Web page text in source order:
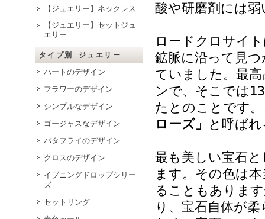
【ジュエリー】ネックレス
【ジュエリー】セットジュ
エリー
タイプ別 ジュエリー
ハートのデザイン
フラワーのデザイン
シンプルなデザイン
ゴージャスなデザイン
バタフライのデザイン
クロスのデザイン
イブニングドロップシリー
ズ
セットリング
酸や研磨剤には
ロードクロサイ
鉱脈に沿って見
ていました。最
ンで、そこでは
たとのことです
ローズ」 と呼ば
最も美しい宝石
ます。その色は
ることもありま
り、宝石自体が